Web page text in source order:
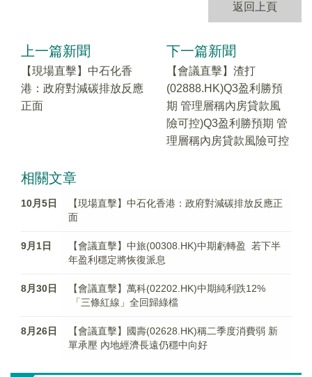
返回上頁
上一篇新聞
【現場直擊】中石化香
港：政府對減碳排放反應
正面
下一篇新聞
【會議直擊】渣打
(02888.HK)Q3盈利勝預
期 管理層稱內房貸款風
險可控)Q3盈利勝預期 管
理層稱內房貸款風險可控
相關文章
10月5日
【現場直擊】中石化香港：政府對減碳排放反應正
面
9月1日
【會議直擊】中旅(00308.HK)中期虧轉盈 若下半
年盈利穩定將恢復派息
8月30日
【會議直擊】萬科(02202.HK)中期純利跌12%
「三條紅線」全回歸綠檔
8月26日
【會議直擊】國壽(02628.HK)稱二季度消費弱 新
單承壓 內地經濟長遠仍穩中向好